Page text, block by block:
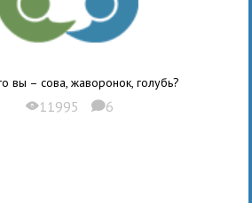
вы – сова, жаворонок, голубь?
X11995 K6